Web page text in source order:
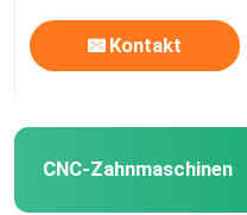
Kontakt
CNC-Zahnmaschinen